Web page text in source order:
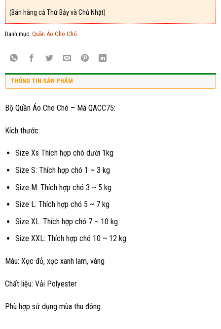
(Bán hàng cả Thứ Bảy và Chủ Nhật)
Danh mục: Quần Áo Cho Chó
THÔNG TIN SẢN PHẨM
Bộ Quần Áo Cho Chó – Mã QACC75:
Kích thước:
Size Xs Thích hợp chó dưới 1kg
Size S: Thích hợp chó 1 ~ 3 kg
Size M: Thích hợp chó 3 ~ 5 kg
Size L: Thích hợp chó 5 ~ 7 kg
Size XL: Thích hợp chó 7 ~ 10 kg
Size XXL: Thích hợp chó 10 ~ 12 kg
Màu: Xọc đỏ, xọc xanh lam, vàng
Chất liệu: Vải Polyester
Phù hợp sử dụng mùa thu đông.